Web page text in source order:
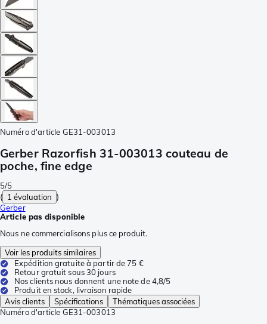
Numéro d'article GE31-003013
Gerber Razorfish 31-003013 couteau de
poche, fine edge
5/5
( 1 évaluation )
Gerber
Article pas disponible
Nous ne commercialisons plus ce produit.
Voir les produits similaires
Expédition gratuite à partir de 75 €
Retour gratuit sous 30 jours
Nos clients nous donnent une note de 4,8/5
Produit en stock, livraison rapide
Avis clients
Spécifications
Thématiques associées
Numéro d'article GE31-003013